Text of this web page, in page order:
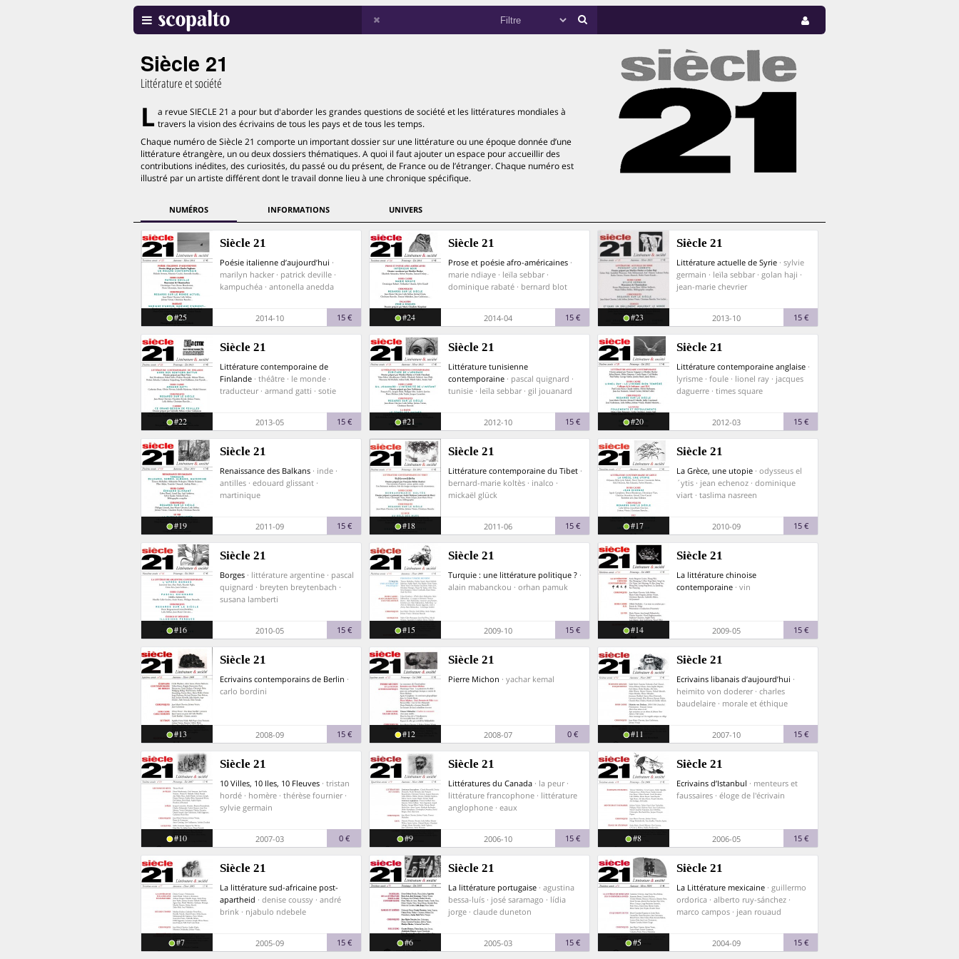
Siècle 21
Littérature et société
L a revue SIECLE 21 a pour but d'aborder les grandes questions de société et les littératures mondiales à
travers la vision des écrivains de tous les pays et de tous les temps.
Chaque numéro de Siècle 21 comporte un important dossier sur une littérature ou une époque donnée d’une
littérature étrangère, un ou deux dossiers thématiques. A quoi il faut ajouter un espace pour accueillir des
contributions inédites, des curiosités, du passé ou du présent, de France ou de l’étranger. Chaque numéro est
illustré par un artiste différent dont le travail donne lieu à une chronique spécifique.
NUMÉROS INFORMATIONS UNIVERS
Siècle 21
Poésie italienne d’aujourd’hui ·
marilyn hacker · patrick deville ·
kampuchéa · antonella anedda
#25 2014-10 15 €
Siècle 21
Prose et poésie afro-américaines ·
marie ndiaye · leïla sebbar ·
dominique rabaté · bernard blot
#24 2014-04 15 €
Siècle 21
Littérature actuelle de Syrie · sylvie
germain · leïla sebbar · golan haji ·
jean-marie chevrier
#23 2013-10 15 €
Siècle 21
Littérature contemporaine de
Finlande · théâtre · le monde ·
traducteur · armand gatti · sotie
#22 2013-05 15 €
Siècle 21
Littérature tunisienne
contemporaine · pascal quignard ·
tunisie · leïla sebbar · gil jouanard
#21 2012-10 15 €
Siècle 21
Littérature contemporaine anglaise ·
lyrisme · foule · lionel ray · jacques
daguerre · times square
#20 2012-03 15 €
Siècle 21
Renaissance des Balkans · inde ·
antilles · edouard glissant ·
martinique
#19 2011-09 15 €
Siècle 21
Littérature contemporaine du Tibet ·
bernard-marie koltès · inalco ·
mickaël glück
#18 2011-06 15 €
Siècle 21
La Grèce, une utopie · odysseus el
´ytis · jean echenoz · dominique
viart · taslima nasreen
#17 2010-09 15 €
Siècle 21
Borges · littérature argentine · pascal
quignard · breyten breytenbach ·
susana lamberti
#16 2010-05 15 €
Siècle 21
Turquie : une littérature politique ? ·
alain mabanckou · orhan pamuk
#15 2009-10 15 €
Siècle 21
La littérature chinoise
contemporaine · vin
#14 2009-05 15 €
Siècle 21
Ecrivains contemporains de Berlin ·
carlo bordini
#13 2008-09 15 €
Siècle 21
Pierre Michon · yachar kemal
#12 2008-07 0 €
Siècle 21
Ecrivains libanais d’aujourd’hui ·
heimito von doderer · charles
baudelaire · morale et éthique
#11 2007-10 15 €
Siècle 21
10 Villes, 10 Iles, 10 Fleuves · tristan
hordé · homère · thérèse fournier ·
sylvie germain
#10 2007-03 0 €
Siècle 21
Littératures du Canada · la peur ·
littérature francophone · littérature
anglophone · eaux
#9 2006-10 15 €
Siècle 21
Ecrivains d’Istanbul · menteurs et
faussaires · éloge de l'écrivain
#8 2006-05 15 €
Siècle 21
La littérature sud-africaine post-
apartheid · denise coussy · andré
brink · njabulo ndebele
#7 2005-09 15 €
Siècle 21
La littérature portugaise · agustina
bessa-luís · josé saramago · lídia
jorge · claude duneton
#6 2005-03 15 €
Siècle 21
La Littérature mexicaine · guillermo
ordorica · alberto ruy-sánchez ·
marco campos · jean rouaud
#5 2004-09 15 €